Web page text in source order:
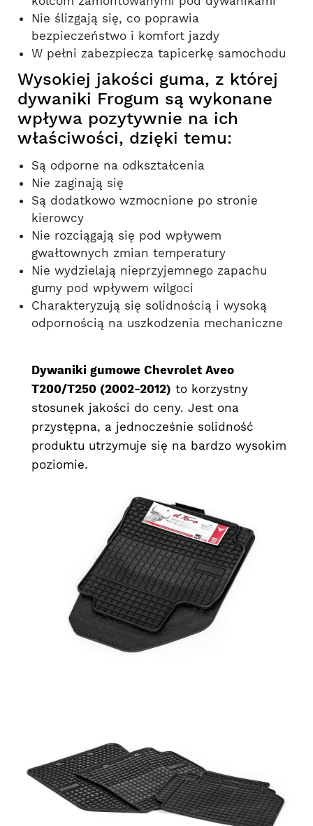
Nie ślizgają się, co poprawia
bezpieczeństwo i komfort jazdy
W pełni zabezpiecza tapicerkę samochodu
Wysokiej jakości guma, z której
dywaniki Frogum są wykonane
wpływa pozytywnie na ich
właściwości, dzięki temu:
Są odporne na odkształcenia
Nie zaginają się
Są dodatkowo wzmocnione po stronie
kierowcy
Nie rozciągają się pod wpływem
gwałtownych zmian temperatury
Nie wydzielają nieprzyjemnego zapachu
gumy pod wpływem wilgoci
Charakteryzują się solidnością i wysoką
odpornością na uszkodzenia mechaniczne
Dywaniki gumowe Chevrolet Aveo
T200/T250 (2002-2012) to korzystny
stosunek jakości do ceny. Jest ona
przystępna, a jednocześnie solidność
produktu utrzymuje się na bardzo wysokim
poziomie.